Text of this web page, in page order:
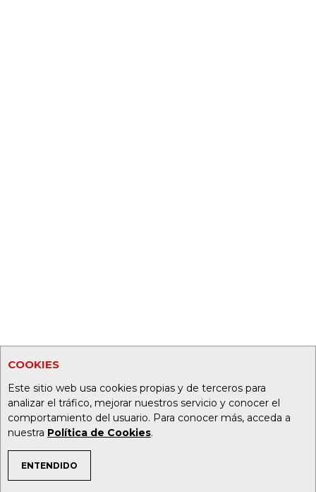
COOKIES
Este sitio web usa cookies propias y de terceros para
analizar el tráfico, mejorar nuestros servicio y conocer el
comportamiento del usuario. Para conocer más, acceda a
nuestra Política de Cookies.
ENTENDIDO
TEMAS DE INTERÉS